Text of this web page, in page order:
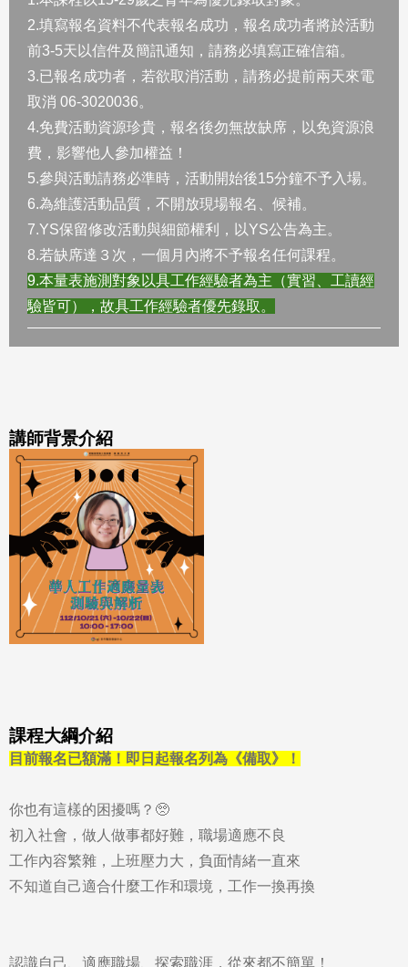
2.填寫報名資料不代表報名成功，報名成功者將於活動
前3-5天以信件及簡訊通知，請務必填寫正確信箱。
3.已報名成功者，若欲取消活動，請務必提前兩天來電
取消 06-3020036。
4.免費活動資源珍貴，報名後勿無故缺席，以免資源浪
費，影響他人參加權益！
5.參與活動請務必準時，活動開始後15分鐘不予入場。
6.為維護活動品質，不開放現場報名、候補。
7.YS保留修改活動與細節權利，以YS公告為主。
8.若缺席達３次，一個月內將不予報名任何課程。
9.本量表施測對象以具工作經驗者為主（實習、工讀經
驗皆可），故具工作經驗者優先錄取。
講師背景介紹
課程大綱介紹
目前報名已額滿！即日起報名列為《備取》！
你也有這樣的困擾嗎？🥺
初入社會，做人做事都好難，職場適應不良
工作內容繁雜，上班壓力大，負面情緒一直來
不知道自己適合什麼工作和環境，工作一換再換
認識自己、適應職場、探索職涯，從來都不簡單！